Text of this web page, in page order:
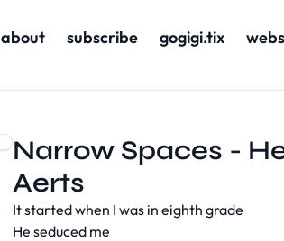
about subscribe gogigi.tix
Narrow Spaces -
Aerts
It started when I was in eighth grade
He seduced me